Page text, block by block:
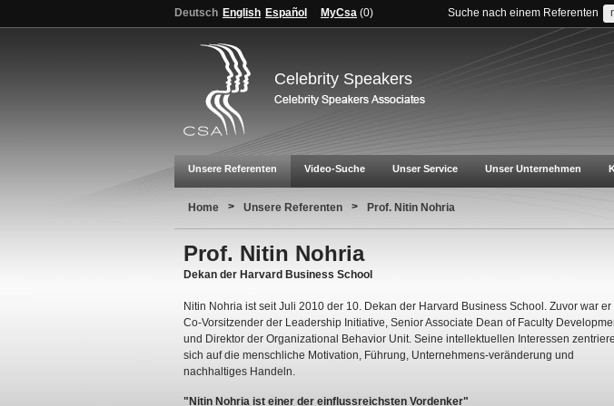
Deutsch English Español MyCsa (0) Suche nach einem Referenten
Celebrity Speakers
Unsere Referenten Video-Suche Unser Service Unser Unternehmen
Home > Unsere Referenten > Prof. Nitin Nohria
Prof. Nitin Nohria
Dekan der Harvard Business School
Nitin Nohria ist seit Juli 2010 der 10. Dekan der Harvard Business School. Zuvor war er
Co-Vorsitzender der Leadership Initiative, Senior Associate Dean of Faculty
und Direktor der Organizational Behavior Unit. Seine intellektuellen Interessen
sich auf die menschliche Motivation, Führung, Unternehmens-veränderung und
nachhaltiges Handeln.
"Nitin Nohria ist einer der einflussreichsten Vordenker"